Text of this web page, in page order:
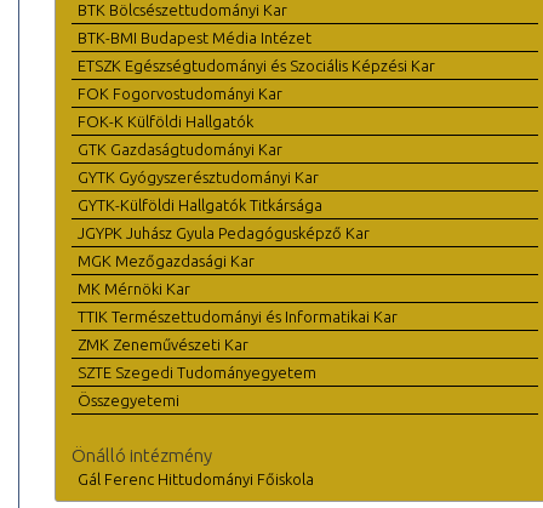
BTK Bölcsészettudományi Kar
BTK-BMI Budapest Média Intézet
ETSZK Egészségtudományi és Szociális Képzési Kar
FOK Fogorvostudományi Kar
FOK-K Külföldi Hallgatók
GTK Gazdaságtudományi Kar
GYTK Gyógyszerésztudományi Kar
GYTK-Külföldi Hallgatók Titkársága
JGYPK Juhász Gyula Pedagógusképző Kar
MGK Mezőgazdasági Kar
MK Mérnöki Kar
TTIK Természettudományi és Informatikai Kar
ZMK Zeneművészeti Kar
SZTE Szegedi Tudományegyetem
Összegyetemi
Önálló intézmény
Gál Ferenc Hittudományi Főiskola